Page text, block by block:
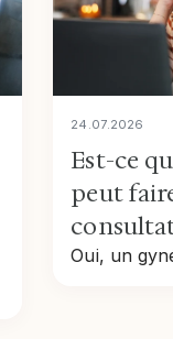
24 .07.2026
Est-ce
peut